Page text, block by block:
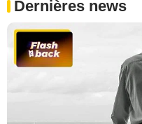
Dernières news